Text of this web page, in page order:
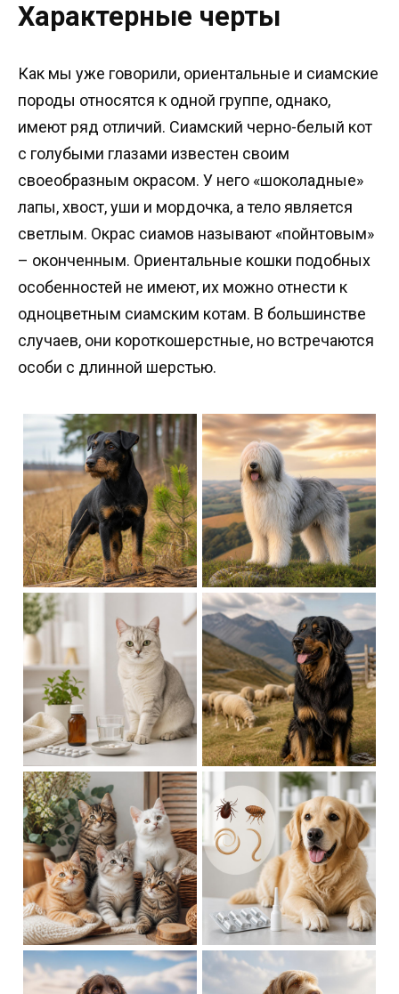
Характерные черты
Как мы уже говорили, ориентальные и сиамские
породы относятся к одной группе, однако,
имеют ряд отличий. Сиамский черно-белый кот
с голубыми глазами известен своим
своеобразным окрасом. У него «шоколадные»
лапы, хвост, уши и мордочка, а тело является
светлым. Окрас сиамов называют «пойнтовым»
– оконченным. Ориентальные кошки подобных
особенностей не имеют, их можно отнести к
одноцветным сиамским котам. В большинстве
случаев, они короткошерстные, но встречаются
особи с длинной шерстью.